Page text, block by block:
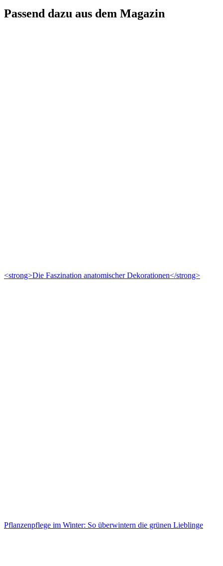
Passend dazu aus dem Magazin
<strong>Die Faszination anatomischer Dekorationen</strong>
Pflanzenpflege im Winter: So überwintern die grünen Lieblinge